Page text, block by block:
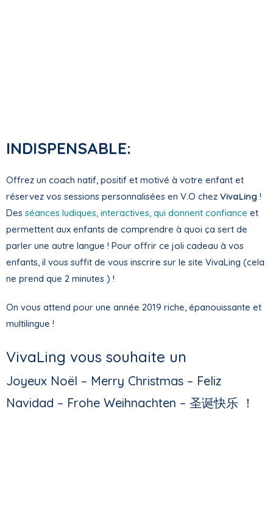
INDISPENSABLE:
Offrez un coach natif, positif et motivé à votre enfant et
réservez vos sessions personnalisées en V.O chez VivaLing !
Des séances ludiques, interactives, qui donnent confiance et
permettent aux enfants de comprendre à quoi ça sert de
parler une autre langue ! Pour offrir ce joli cadeau à vos
enfants, il vous suffit de vous inscrire sur le site VivaLing (cela
ne prend que 2 minutes ) !
On vous attend pour une année 2019 riche, épanouissante et
multilingue !
VivaLing vous souhaite un
Joyeux Noël – Merry Christmas – Feliz
Navidad – Frohe Weihnachten – 圣诞快乐 ！